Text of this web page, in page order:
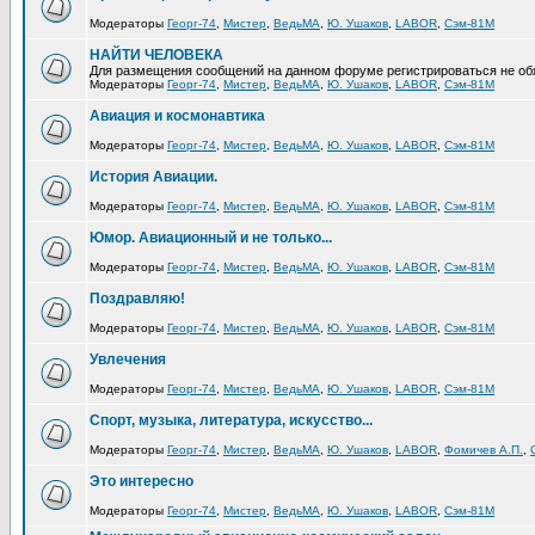
Модераторы Георг-74 Мистер ВедьМА Ю. Ушаков LABOR Сэм-81М
НАЙТИ ЧЕЛОВЕКА
Для размещения сообщений на данном форуме регистрироваться не
Модераторы Георг-74 Мистер ВедьМА Ю. Ушаков LABOR Сэм-81М
Авиация и космонавтика
Модераторы Георг-74 Мистер ВедьМА Ю. Ушаков LABOR Сэм-81М
История Авиации.
Модераторы Георг-74 Мистер ВедьМА Ю. Ушаков LABOR Сэм-81М
Юмор. Авиационный и не только...
Модераторы Георг-74 Мистер ВедьМА Ю. Ушаков LABOR Сэм-81М
Поздравляю!
Модераторы Георг-74 Мистер ВедьМА Ю. Ушаков LABOR Сэм-81М
Увлечения
Модераторы Георг-74 Мистер ВедьМА Ю. Ушаков LABOR Сэм-81М
Спорт, музыка, литература, искусство...
Модераторы Георг-74 Мистер ВедьМА Ю. Ушаков LABOR Фомичев А.П.
Это интересно
Модераторы Георг-74 Мистер ВедьМА Ю. Ушаков LABOR Сэм-81М